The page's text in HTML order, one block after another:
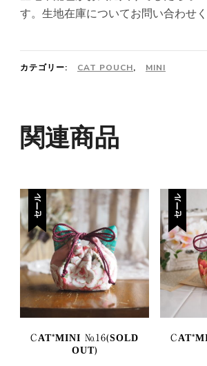
す。生地在庫についてお問い合わせく
カテゴリー: CAT POUCH, MINI
関連商品
セール
CAT*MINI №16(SOLD
OUT)
セール